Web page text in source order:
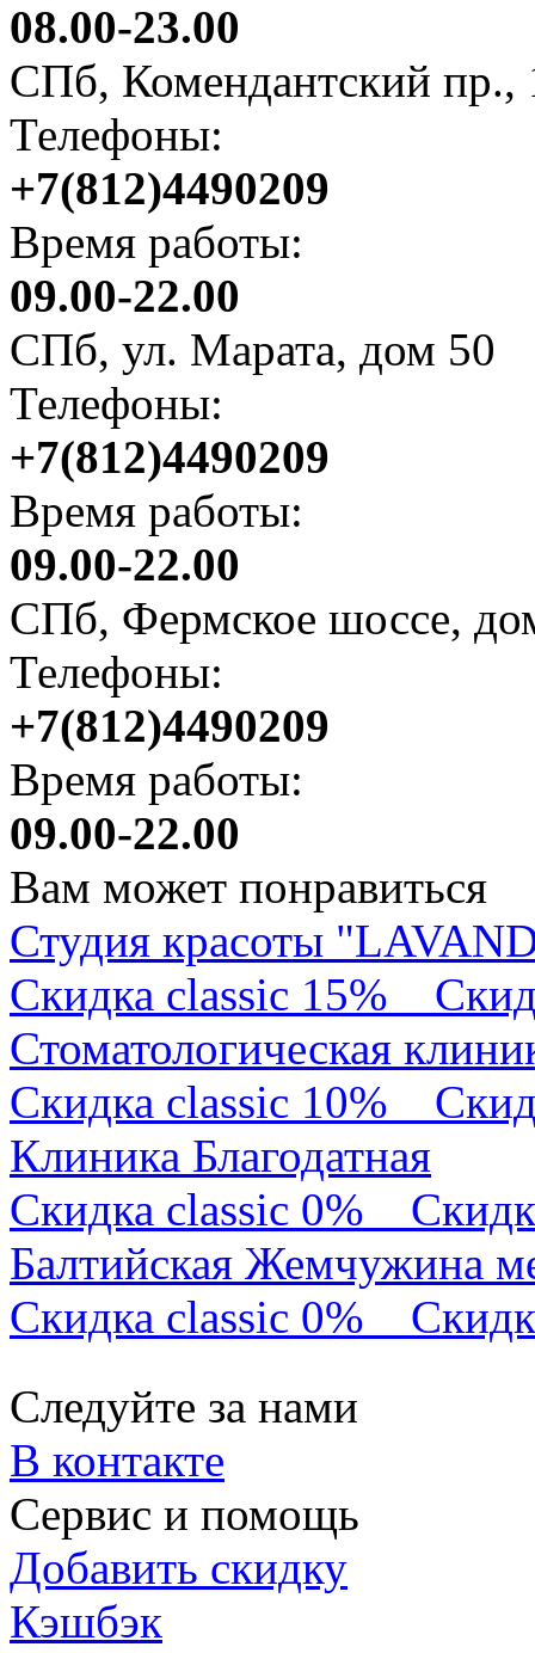
08.00-23.00
СПб, Комендантский пр.,
Телефоны:
+7(812)4490209
Время работы:
09.00-22.00
СПб, ул. Марата, дом 50
Телефоны:
+7(812)4490209
Время работы:
09.00-22.00
СПб, Фермское шоссе,
Телефоны:
+7(812)4490209
Время работы:
09.00-22.00
Вам может понравиться
Студия красоты
Скидка classic 15%
Стоматологическая
Скидка classic 10%
Клиника Благодатная
Скидка classic 0%
Балтийская Жемчужина
Скидка classic 0%
Следуйте за нами
В контакте
Сервис и помощь
Добавить скидку
Кэшбэк